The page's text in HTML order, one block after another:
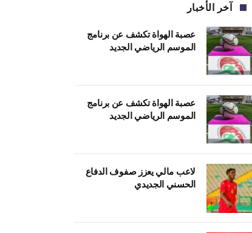
آخر الأخبار
عصبة الهواة تكشف عن برنامج
الموسم الرياضي الجديد
عصبة الهواة تكشف عن برنامج
الموسم الرياضي الجديد
لاعب مالي يعزز صفوف الدفاع
الحسني الجديدي